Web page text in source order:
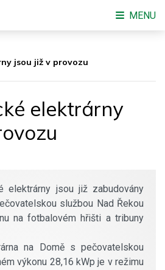
jsou již v provozu
elektrárny
elektrárny jsou již zabudovány
službou Nad Řekou
na fotbalovém hřišti a tribuny
na Domě s pečovatelskou
výkonu 28,16 kWp je v režimu
MENU